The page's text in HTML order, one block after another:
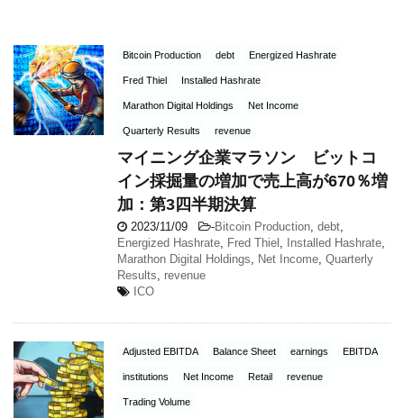
Bitcoin Production debt Energized Hashrate
Fred Thiel Installed Hashrate
Marathon Digital Holdings Net Income
Quarterly Results revenue
マイニング企業マラソン ビットコ
イン採掘量の増加で売上高が670％増
加：第3四半期決算
2023/11/09 -Bitcoin Production debt
Energized Hashrate Fred Thiel Installed Hashrate
Marathon Digital Holdings
Net Income Quarterly
Results
revenue
ICO
Adjusted EBITDA Balance Sheet earnings EBITDA
institutions Net Income Retail revenue
Trading Volume